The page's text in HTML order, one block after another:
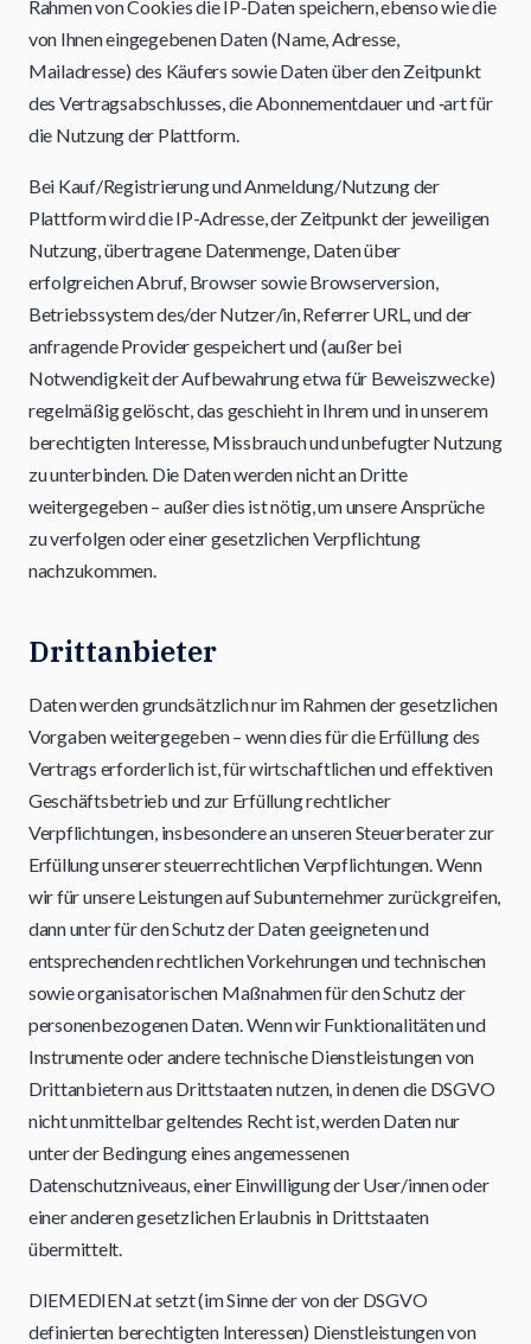
Rahmen von Cookies die IP-Daten speichern, ebenso wie die
von Ihnen eingegebenen Daten (Name, Adresse,
Mailadresse) des Käufers sowie Daten über den Zeitpunkt
des Vertragsabschlusses, die Abonnementdauer und ‑art für
die Nutzung der Plattform.
Bei Kauf/Registrierung und Anmeldung/Nutzung der
Plattform wird die IP-Adresse, der Zeitpunkt der jeweiligen
Nutzung, übertragene Datenmenge, Daten über
erfolgreichen Abruf, Browser sowie Browserversion,
Betriebssystem des/der Nutzer/in, Referrer URL, und der
anfragende Provider gespeichert und (außer bei
Notwendigkeit der Aufbewahrung etwa für Beweiszwecke)
regelmäßig gelöscht, das geschieht in Ihrem und in unserem
berechtigten Interesse, Missbrauch und unbefugter Nutzung
zu unterbinden. Die Daten werden nicht an Dritte
weitergegeben – außer dies ist nötig, um unsere Ansprüche
zu verfolgen oder einer gesetzlichen Verpflichtung
nachzukommen.
Drittanbieter
Daten werden grundsätzlich nur im Rahmen der gesetzlichen
Vorgaben weitergegeben – wenn dies für die Erfüllung des
Vertrags erforderlich ist, für wirtschaftlichen und effektiven
Geschäftsbetrieb und zur Erfüllung rechtlicher
Verpflichtungen, insbesondere an unseren Steuerberater zur
Erfüllung unserer steuerrechtlichen Verpflichtungen. Wenn
wir für unsere Leistungen auf Subunternehmer zurückgreifen,
dann unter für den Schutz der Daten geeigneten und
entsprechenden rechtlichen Vorkehrungen und technischen
sowie organisatorischen Maßnahmen für den Schutz der
personenbezogenen Daten. Wenn wir Funktionalitäten und
Instrumente oder andere technische Dienstleistungen von
Drittanbietern aus Drittstaaten nutzen, in denen die DSGVO
nicht unmittelbar geltendes Recht ist, werden Daten nur
unter der Bedingung eines angemessenen
Datenschutzniveaus, einer Einwilligung der User/innen oder
einer anderen gesetzlichen Erlaubnis in Drittstaaten
übermittelt.
DIEMEDIEN.at setzt (im Sinne der von der DSGVO
definierten berechtigten Interessen) Dienstleistungen von